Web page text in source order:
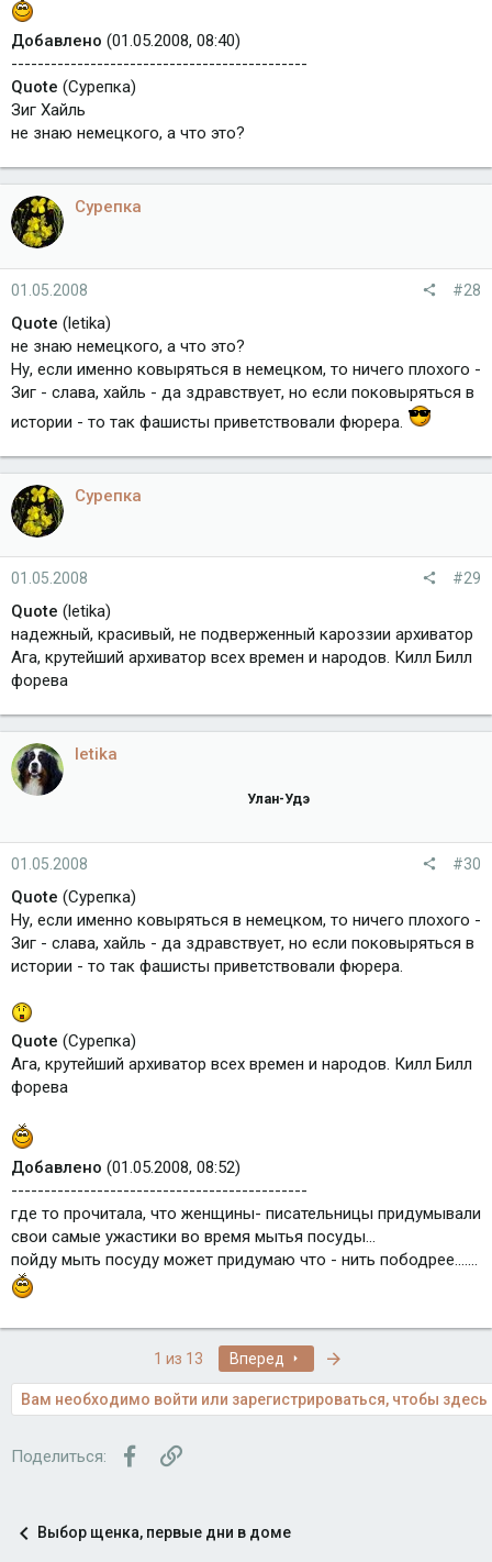
Добавлено (01.05.2008, 08:40)
---------------------------------------------
Quote (Сурепка)
Зиг Хайль
не знаю немецкого, а что это?
Сурепка
01.05.2008 #28
Quote (letika)
не знаю немецкого, а что это?
Ну, если именно ковыряться в немецком, то ничего плохого -
Зиг - слава, хайль - да здравствует, но если поковыряться в
истории - то так фашисты приветствовали фюрера.
Сурепка
01.05.2008 #29
Quote (letika)
надежный, красивый, не подверженный кароззии архиватор
Ага, крутейший архиватор всех времен и народов. Килл Билл
форева
letika
Улан-Удэ
01.05.2008 #30
Quote (Сурепка)
Ну, если именно ковыряться в немецком, то ничего плохого -
Зиг - слава, хайль - да здравствует, но если поковыряться в
истории - то так фашисты приветствовали фюрера.
Quote (Сурепка)
Ага, крутейший архиватор всех времен и народов. Килл Билл
форева
Добавлено (01.05.2008, 08:52)
---------------------------------------------
где то прочитала, что женщины- писательницы придумывали
свои самые ужастики во время мытья посуды...
пойду мыть посуду может придумаю что - нить пободрее.......
1 из 13 Вперед
Вам необходимо войти или зарегистрироваться, чтобы здесь
Поделиться: FacebookСсылка
Выбор щенка, первые дни в доме